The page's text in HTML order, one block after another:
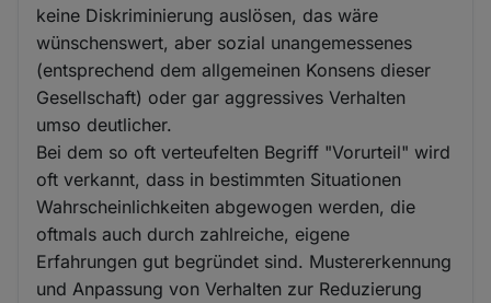
keine Diskriminierung auslösen, das wäre
wünschenswert, aber sozial unangemessenes
(entsprechend dem allgemeinen Konsens dieser
Gesellschaft) oder gar aggressives Verhalten
umso deutlicher.
Bei dem so oft verteufelten Begriff "Vorurteil" wird
oft verkannt, dass in bestimmten Situationen
Wahrscheinlichkeiten abgewogen werden, die
oftmals auch durch zahlreiche, eigene
Erfahrungen gut begründet sind. Mustererkennung
und Anpassung von Verhalten zur Reduzierung